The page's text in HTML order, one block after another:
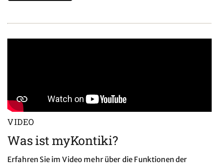
VIDEO
Was ist myKontiki?
Erfahren Sie im Video mehr über die Funktionen der